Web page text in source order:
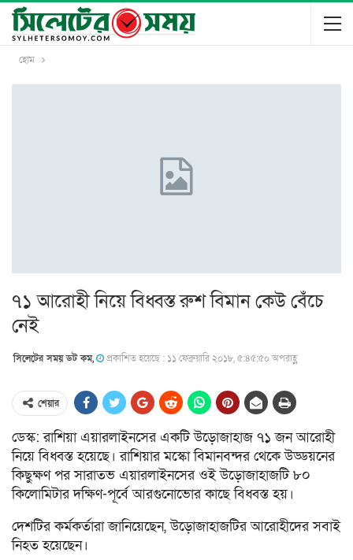
হোম
৭১ আরোহী নিয়ে বিধ্বস্ত রুশ বিমান কেউ বেঁচে
নেই
সিলেটের সময় ডট কম, প্রকাশিত হয়েছে : ১১ ফেব্রুয়ারি ২০১৮, ৫:৪৫:৫০ অপরাহ্ণ
শেয়ার
ডেস্ক: রাশিয়া এয়ারলাইনসের একটি উড়োজাহাজ ৭১ জন আরোহী
নিয়ে বিধ্বস্ত হয়েছে। রাশিয়ার মস্কো বিমানবন্দর থেকে উড্ডয়নের
কিছুক্ষণ পর সারাতভ এয়ারলাইনসের ওই উড়োজাহাজটি ৮০
কিলোমিটার দক্ষিণ-পূর্বে আরগুনোভোর কাছে বিধ্বস্ত হয়।
দেশটির কর্মকর্তারা জানিয়েছেন, উড়োজাহাজটির আরোহীদের সবাই
নিহত হয়েছেন।